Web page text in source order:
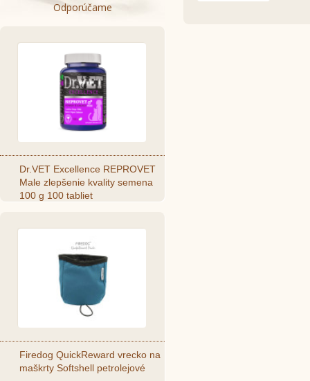
Odporúčame
Dr.VET Excellence REPROVET
Male zlepšenie kvality semena
100 g 100 tabliet
Firedog QuickReward vrecko na
maškrty Softshell petrolejové